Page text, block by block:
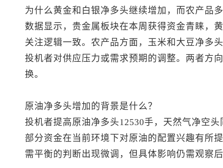
为什么黄金和白银净多头继续增加，而农产品
数据显示，贵金属板块在本周获得资金青睐，
关注逻辑一致。农产品方面，玉米和大豆净多
投机者对供应压力或需求预期的调整。两者方
换。
原油净多头增加的背景是什么？
投机者提高原油净多头12530手，天然气净空
部分资金在当前环境下对原油的配置兴趣有所
需平衡的判断出现微调，但具体影响仍需观察